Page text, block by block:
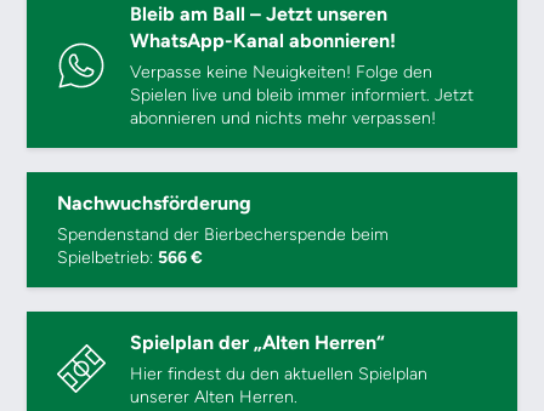
Bleib am Ball – Jetzt unseren
WhatsApp-Kanal abonnieren!
Verpasse keine Neuigkeiten! Folge den
Spielen live und bleib immer informiert. Jetzt
abonnieren und nichts mehr verpassen!
Nachwuchsförderung
Spendenstand der Bierbecherspende beim
Spielbetrieb:566 €
Spielplan der „Alten Herren“
Hier findest du den aktuellen Spielplan
unserer Alten Herren.